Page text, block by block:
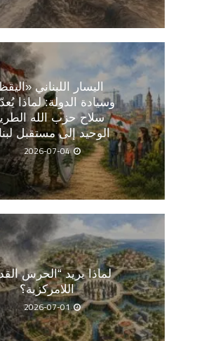
اليسار اللبناني
وسيادة الدولة: لماذا
سلاح حزب الله
الوحيد إلى مستقبل
2026-07-04
لماذا يريد “الحرس
اللامركزية؟
2026-07-01